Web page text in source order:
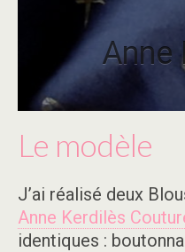
Anne
Le modèle
J’ai réalisé deux
Anne Kerdilès
identiques :